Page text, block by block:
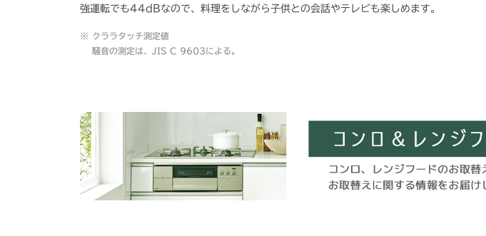
強運転でも44dBなので、料理をしながら子供との会話やテレビも楽しめます。
※ クララタッチ測定値
騒音の測定は、JIS C 9603による。